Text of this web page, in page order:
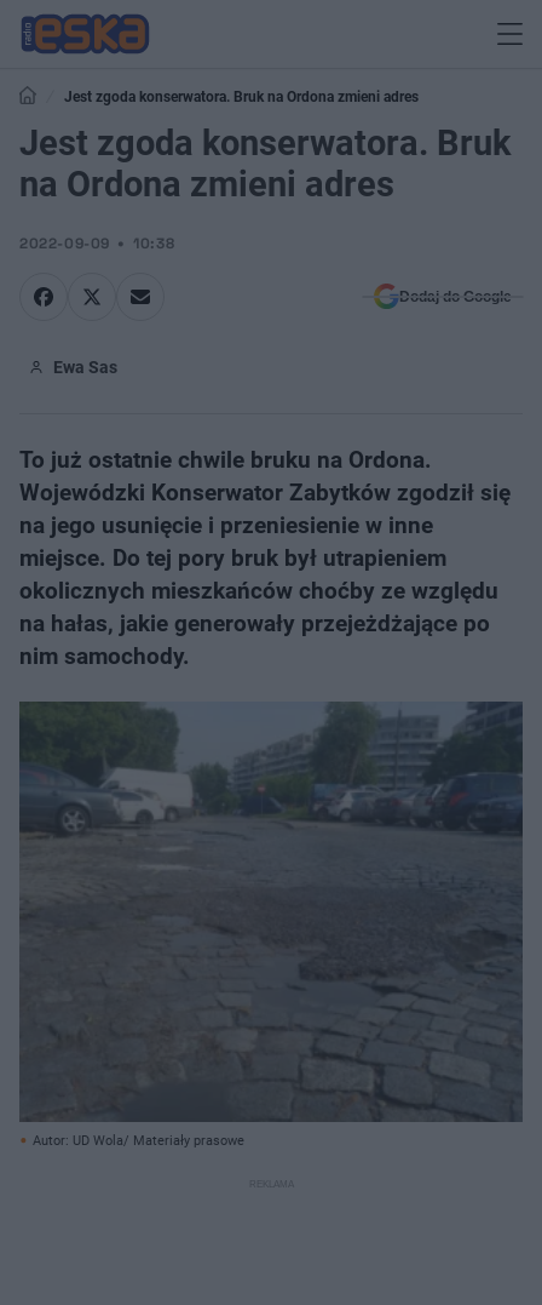
Jest zgoda konserwatora. Bruk na Ordona zmieni adres
Jest zgoda konserwatora. Bruk
na Ordona zmieni adres
2022-09-09 10:38
Dodaj do Google
Ewa Sas
To już ostatnie chwile bruku na Ordona.
Wojewódzki Konserwator Zabytków zgodził się
na jego usunięcie i przeniesienie w inne
miejsce. Do tej pory bruk był utrapieniem
okolicznych mieszkańców choćby ze względu
na hałas, jakie generowały przejeżdżające po
nim samochody.
Autor: UD Wola/ Materiały prasowe